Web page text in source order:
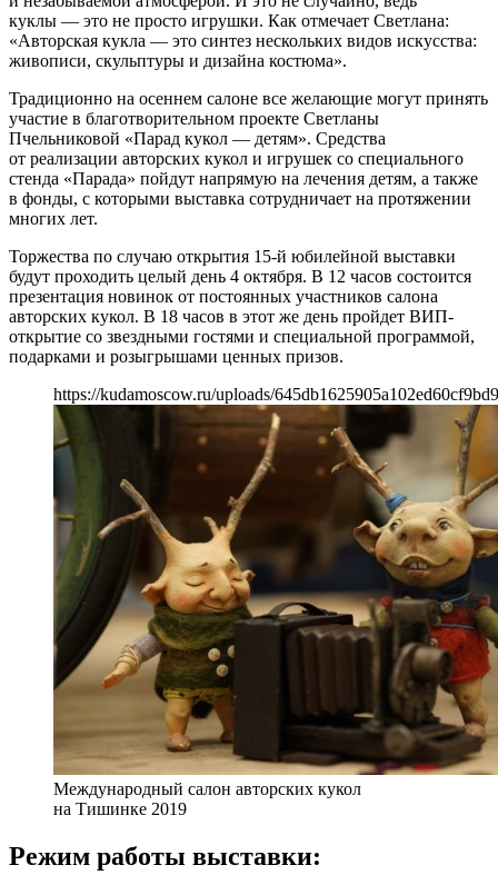
куклы — это не просто игрушки. Как отмечает Светлана:
«Авторская кукла — это синтез нескольких видов искусства:
живописи, скульптуры и дизайна костюма».
Традиционно на осеннем салоне все желающие могут принять
участие в благотворительном проекте Светланы
Пчельниковой «Парад кукол — детям». Средства
от реализации авторских кукол и игрушек со специального
стенда «Парада» пойдут напрямую на лечения детям, а также
в фонды, с которыми выставка сотрудничает на протяжении
многих лет.
Торжества по случаю открытия 15-й юбилейной выставки
будут проходить целый день 4 октября. В 12 часов состоится
презентация новинок от постоянных участников салона
авторских кукол. В 18 часов в этот же день пройдет ВИП-
открытие со звездными гостями и специальной программой,
подарками и розыгрышами ценных призов.
https://kudamoscow.ru/uploads/
Международный салон авторских кукол
на Тишинке 2019
Режим работы выставки: